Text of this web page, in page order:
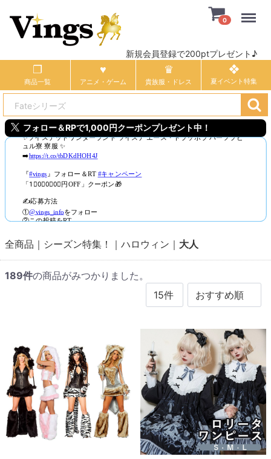
新規会員登録で200ptプレゼント♪
0
商品一覧 アニメ・ゲーム 貴族服・ドレス
フォロー＆RPで1,000円クーポンプレゼント中！
全商品 シーズン特集！ ハロウィン 大人
189件の商品がみつかりました。